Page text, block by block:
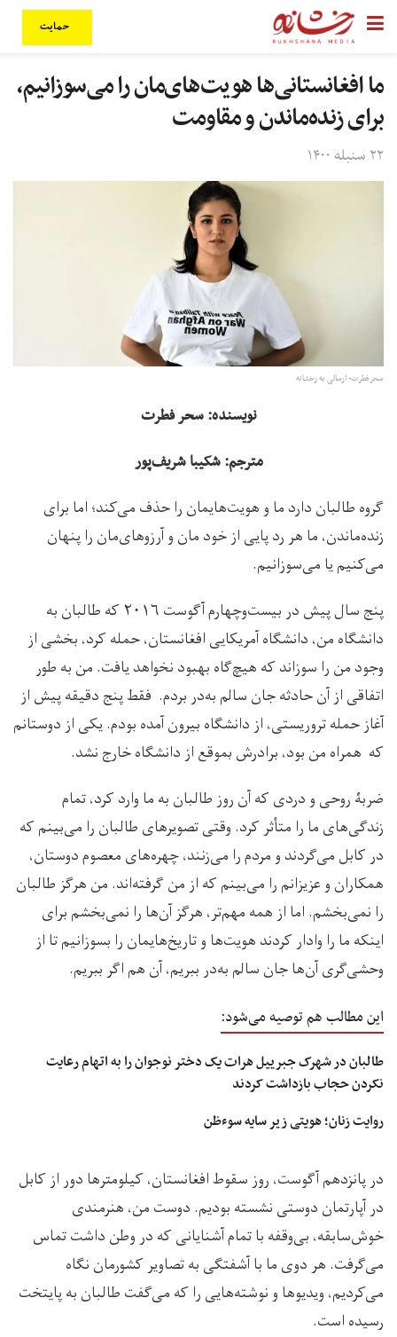
حمایت
ما افغانستانی‌ها هویت‌های‌مان را می‌سوزانیم،
برای زنده‌ماندن و مقاومت
۲۲ سنبله ۱۴۰۰
سحر فطرت- ارسالی به رخشانه
نویسنده: سحر فطرت
مترجم: شکیبا شریف‌پور
گروه طالبان دارد ما و هویت‌هایمان را حذف می‌کند؛ اما برای
زنده‌ماندن، ما هر رد پایی از خود مان و آرزوهای‌مان را پنهان
می‌کنیم یا می‌سوزانیم.
پنج سال پیش در بیست‌وچهارم آگوست ۲۰۱۶ که طالبان به
دانشگاه من، دانشگاه آمریکایی افغانستان، حمله کرد، بخشی از
وجود من را سوزاند که هیچ‌گاه بهبود نخواهد یافت. من به طور
اتفاقی از آن حادثه جان سالم به‌در بردم. فقط پنج دقیقه پیش از
آغاز حمله تروریستی، از دانشگاه بیرون آمده بودم. یکی از دوستانم
که همراه من بود، برادرش بموقع از دانشگاه خارج نشد.
ضربۀ روحی و دردی که آن روز طالبان به ما وارد کرد، تمام
زندگی‌های ما را متأثر کرد. وقتی تصویرهای طالبان را می‌بینم که
در کابل می‌گردند و مردم را می‌زنند، چهره‌های معصوم دوستان،
همکاران و عزیزانم را می‌بینم که از من گرفته‌اند. من هرگز طالبان
را نمی‌بخشم. اما از همه مهم‌تر، هرگز آن‌ها را نمی‌بخشم برای
اینکه ما را وادار کردند هویت‌ها و تاریخ‌هایمان را بسوزانیم تا از
وحشی‌گری آن‌ها جان سالم به‌در ببریم، آن هم اگر ببریم.
این مطالب هم توصیه می‌شود:
طالبان در شهرک جبرییل هرات یک دختر نوجوان را به اتهام رعایت
نکردن حجاب بازداشت کردند
روایت زنان؛ هویتی زیر سایه سوءظن
در پانزدهم آگوست، روز سقوط افغانستان، کیلومترها دور از کابل
در آپارتمان دوستی نشسته بودیم. دوست من، هنرمندی
خوش‌سابقه، بی‌وقفه با تمام آشنایانی که در وطن داشت تماس
می‌گرفت. هر دوی ما با آشفتگی به تصاویر کشورمان نگاه
می‌کردیم، ویدیوها و نوشته‌هایی را که می‌گفت طالبان به پایتخت
رسیده است.